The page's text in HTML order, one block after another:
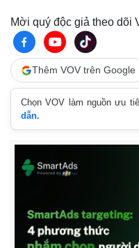
Mời quý độc giả theo dõi
Thêm VOV trên Google
Chọn VOV làm nguồn ưu
dẫn.